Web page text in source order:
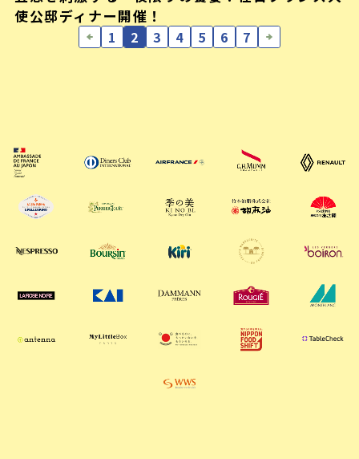
使公邸ディナー開催！
1 2 3 4 5 6 7